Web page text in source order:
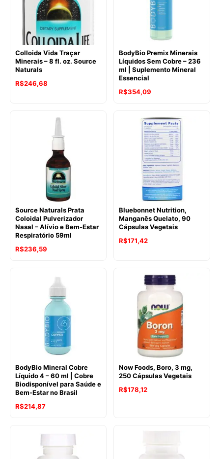
Colloida Vida Traçar
Minerais – 8 fl. oz. Source
Naturals
R$246,68
BodyBio Premix Minerais
Líquidos Sem Cobre – 236
ml | Suplemento Mineral
Essencial
R$354,09
Source Naturals Prata
Coloidal Pulverizador
Nasal – Alívio e Bem-Estar
Respiratório 59ml
R$236,59
Bluebonnet Nutrition,
Manganês Quelato, 90
Cápsulas Vegetais
R$171,42
BodyBio Mineral Cobre
Líquido 4 – 60 ml | Cobre
Biodisponível para Saúde e
Bem-Estar no Brasil
R$214,87
Now Foods, Boro, 3 mg,
250 Cápsulas Vegetais
R$178,12